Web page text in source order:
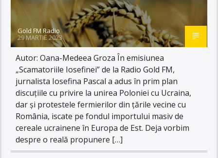
Gold FM Radio
29 MARTIE 2023
Autor: Oana-Medeea Groza În emisiunea
„Scamatoriile Iosefinei” de la Radio Gold FM,
jurnalista Iosefina Pascal a adus în prim plan
discuțiile cu privire la unirea Poloniei cu Ucraina,
dar și protestele fermierilor din țările vecine cu
România, iscate pe fondul importului masiv de
cereale ucrainene în Europa de Est. Deja vorbim
despre o reală propunere […]